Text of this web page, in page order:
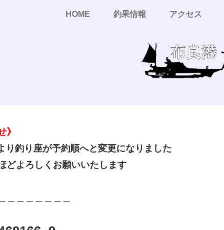
HOME 釣果情報 アクセス
》
り釣り座が予約順へと変更になりました
どよろしくお願いいたします